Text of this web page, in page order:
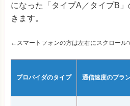
になった「タイプA／タイプB
きます。
←スマートフォンの方は左右にスクロール
プロバイダのタイプ 通信速度のプラ